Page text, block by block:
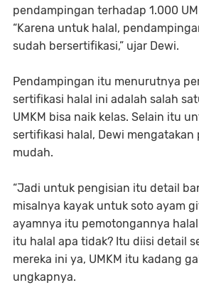
pendampingan terhadap 1.000
“Karena untuk halal,
sudah bersertifikasi,” ujar Dewi.
Pendampingan itu menurutnya
sertifikasi halal ini adalah salah
UMKM bisa naik kelas. Selain itu
sertifikasi halal, Dewi mengatakan
mudah.
“Jadi untuk pengisian itu detail
misalnya kayak untuk soto ayam
ayamnya itu pemotongannya
itu halal apa tidak? Itu diisi detail
mereka ini ya, UMKM itu kadang
ungkapnya.